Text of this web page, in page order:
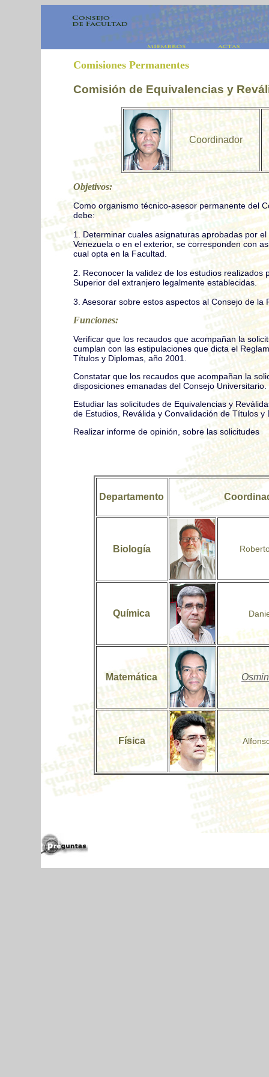
Comisiones Permanentes
Comisión de Equivalencias y
Coordinador
Objetivos:
Como organismo técnico-asesor permanente del
debe:
1. Determinar cuales asignaturas aprobadas por
Venezuela o en el exterior, se corresponden con
cual opta en la Facultad.
2. Reconocer la validez de los estudios
Superior del extranjero legalmente establecidas.
3. Asesorar sobre estos aspectos al Consejo de
Funciones:
Verificar que los recaudos que acompañan la
cumplan con las estipulaciones que dicta el
Títulos y Diplomas, año 2001.
Constatar que los recaudos que acompañan la
disposiciones emanadas del Consejo Universitario.
Estudiar las solicitudes de Equivalencias y
de Estudios, Reválida y Convalidación de Títulos y
Realizar informe de opinión, sobre las solicitudes
Departamento
Biología
Química
Matemática
Física